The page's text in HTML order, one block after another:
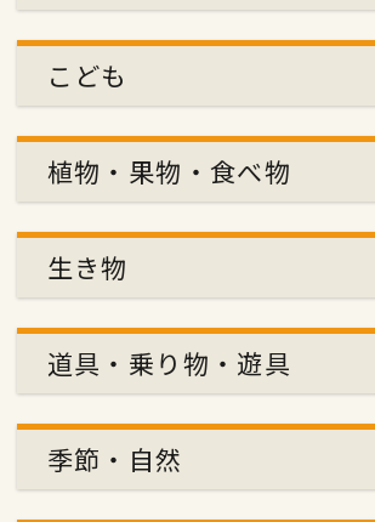
こども
植物・果物・食べ物
生き物
道具・乗り物・遊具
季節・自然